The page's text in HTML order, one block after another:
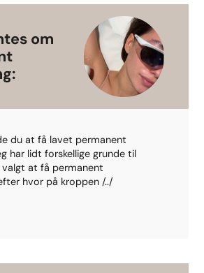
om
du at få lavet permanent
har lidt forskellige grunde til
at få permanent
hvor på kroppen /../